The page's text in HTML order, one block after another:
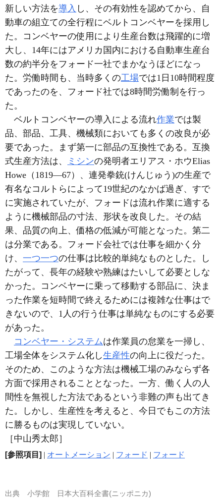
新しい方法を導入 し、その有効性を認めてから、自
動車の組立ての全行程にベルトコンベヤーを採用し
た。コンベヤーの使用により生産台数は飛躍的に増
大し、14年にはアメリカ国内における自動車生産台
数の約半分をフォード一社でまかなうほどになっ
た。労働時間も、当時多くの工場では1日10時間程度
であったのを、フォード社では8時間労働制を行っ
た。
ベルトコンベヤーの導入による流れ作業では製
品、部品、工具、機械類においても多くの改良が必
要であった。まず第一に部品の互換性である。互換
式生産方法は、
ミシンの発明者エリアス・ホウElias
Howe（1819―67）、連発拳銃(けんじゅう)の生産で
有名なコルトらによって19世紀のなかば過ぎ、すで
に実施されていたが、フォードは流れ作業に適する
ように機械部品の寸法、形状を改良した。その結
果、品質の向上、価格の低減が可能となった。第二
は分業である。フォード会社では仕事を細かく分
け、 一つ一つの仕事は比較的単純なものとした。し
たがって、長年の経験や熟練はたいして必要としな
かった。コンベヤーに乗って移動する部品に、決ま
った作業を短時間で終えるためには複雑な仕事はで
きないので、1人の行う仕事は単純なものにする必要
があった。
コンベヤー・システムは作業員の怠業を一掃し、
工場全体をシステム化し生産性の向上に役だった。
そのため、このような方法は機械工場のみならず各
方面で採用されることとなった。一方、働く人の人
間性を無視した方法であるという非難の声も出てき
た。しかし、生産性を考えると、今日でもこの方法
に勝るものは実現していない。
［中山秀太郎］
[参照項目] | オートメーション | フォード | フォード
出典 小学館 日本大百科全書(ニッポニカ)